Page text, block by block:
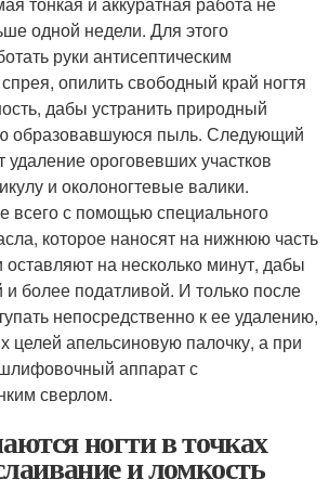
одной недели. Для этого
руки антисептическим
опилить свободный край ногтя
дабы устранить природный
образовавшуюся пыль. Следующий
удаление ороговевших участков
и околоногтевые валики.
всего с помощью специального
которое наносят на нижнюю часть
оставляют на несколько минут, дабы
и более податливой. И только после
непосредственно к ее удалению,
целей апельсиновую палочку, а при
аппарат с
сверлом.
ногти в точках
и ломкость